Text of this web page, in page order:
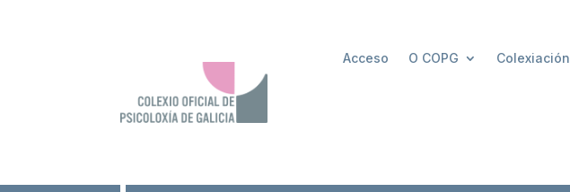
Acceso O COPG Colexiación